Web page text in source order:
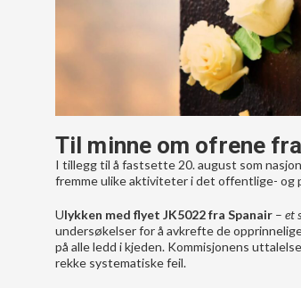
Til minne om ofrene
I tillegg til å fastsette 20. august som
fremme ulike aktiviteter i det offentlige- og
Ulykken med flyet JK5022 fra Spanair – et
undersøkelser for å avkrefte de
på alle ledd i kjeden. Kommisjonens
rekke systematiske feil.